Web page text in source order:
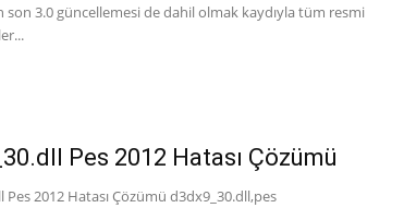
son 3.0 güncellemesi de dahil olmak kaydıyla tüm resmi
Pes 2012 Hatası Çözümü
Pes 2012 Hatası Çözümü d3dx9_30.dll,pes